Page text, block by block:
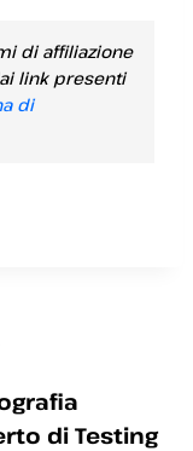
di affiliazione
link presenti
di
di Testing